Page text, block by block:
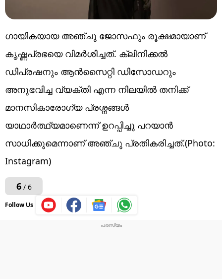
ഗായികയായ അഞ്ചു ജോസഫും രൂക്ഷമായാണ്
കൃഷ്ണപ്രഭയെ വിമർശിച്ചത്. ക്ലിനിക്കൽ
ഡിപ്രഷനും ആൻസൈറ്റി ഡിസോഡറും
അനുഭവിച്ച വ്യക്തി എന്ന നിലയിൽ തനിക്ക്
മാനസികാരോഗ്യ പ്രശ്നങ്ങൾ
യാഥാർത്ഥ്യമാണെന്ന് ഉറപ്പിച്ചു പറയാൻ
സാധിക്കുമെന്നാണ് അഞ്ചു പ്രതികരിച്ചത്.(Photo:
Instagram)
6/ 6
Follow Us